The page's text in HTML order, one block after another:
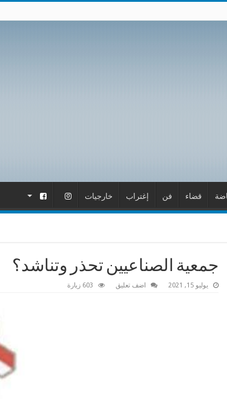
قضاء فن إغتراب خارجيات
جمعية الصناعيين تحذر وتناشد؟
يوليو 15, 2021 اضف تعليق 603 زيارة